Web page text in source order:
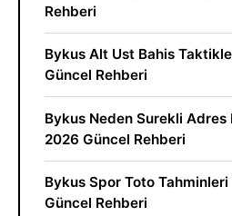
Rehberi
Bykus Alt Ust Bahis
Güncel Rehberi
Bykus Neden Surekli
2026 Güncel Rehberi
Bykus Spor Toto
Güncel Rehberi